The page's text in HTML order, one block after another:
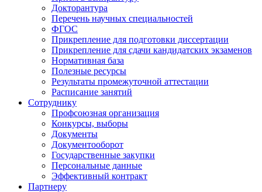
Докторантура
Перечень научных специальностей
ФГОС
Прикрепление для подготовки диссертации
Прикрепление для сдачи кандидатских экзаменов
Нормативная база
Полезные ресурсы
Результаты промежуточной аттестации
Расписание занятий
Сотруднику
Профсоюзная организация
Конкурсы, выборы
Документы
Документооборот
Государственные закупки
Персональные данные
Эффективный контракт
Партнеру